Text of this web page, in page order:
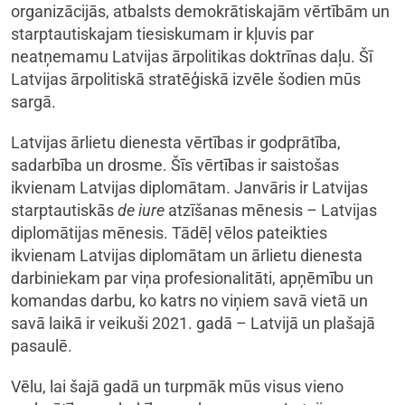
organizācijās, atbalsts demokrātiskajām vērtībām un
starptautiskajam tiesiskumam ir kļuvis par
neatņemamu Latvijas ārpolitikas doktrīnas daļu. Šī
Latvijas ārpolitiskā stratēģiskā izvēle šodien mūs
sargā.
Latvijas ārlietu dienesta vērtības ir godprātība,
sadarbība un drosme. Šīs vērtības ir saistošas
ikvienam Latvijas diplomātam. Janvāris ir Latvijas
starptautiskāsde iure atzīšanas mēnesis – Latvijas
diplomātijas mēnesis. Tādēļ vēlos pateikties
ikvienam Latvijas diplomātam un ārlietu dienesta
darbiniekam par viņa profesionalitāti, apņēmību un
komandas darbu, ko katrs no viņiem savā vietā un
savā laikā ir veikuši 2021. gadā – Latvijā un plašajā
pasaulē.
Vēlu, lai šajā gadā un turpmāk mūs visus vieno